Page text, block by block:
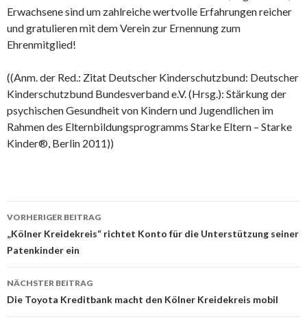
Erwachsene sind um zahlreiche wertvolle Erfahrungen reicher
und gratulieren mit dem Verein zur Ernennung zum
Ehrenmitglied!
((Anm. der Red.: Zitat Deutscher Kinderschutzbund: Deutscher
Kinderschutzbund Bundesverband e.V. (Hrsg.): Stärkung der
psychischen Gesundheit von Kindern und Jugendlichen im
Rahmen des Elternbildungsprogramms Starke Eltern – Starke
Kinder®, Berlin 2011))
Beitrags-
Navigation
VORHERIGER BEITRAG
„Kölner Kreidekreis“ richtet Konto für die Unterstützung seiner
Patenkinder ein
NÄCHSTER BEITRAG
Die Toyota Kreditbank macht den Kölner Kreidekreis mobil